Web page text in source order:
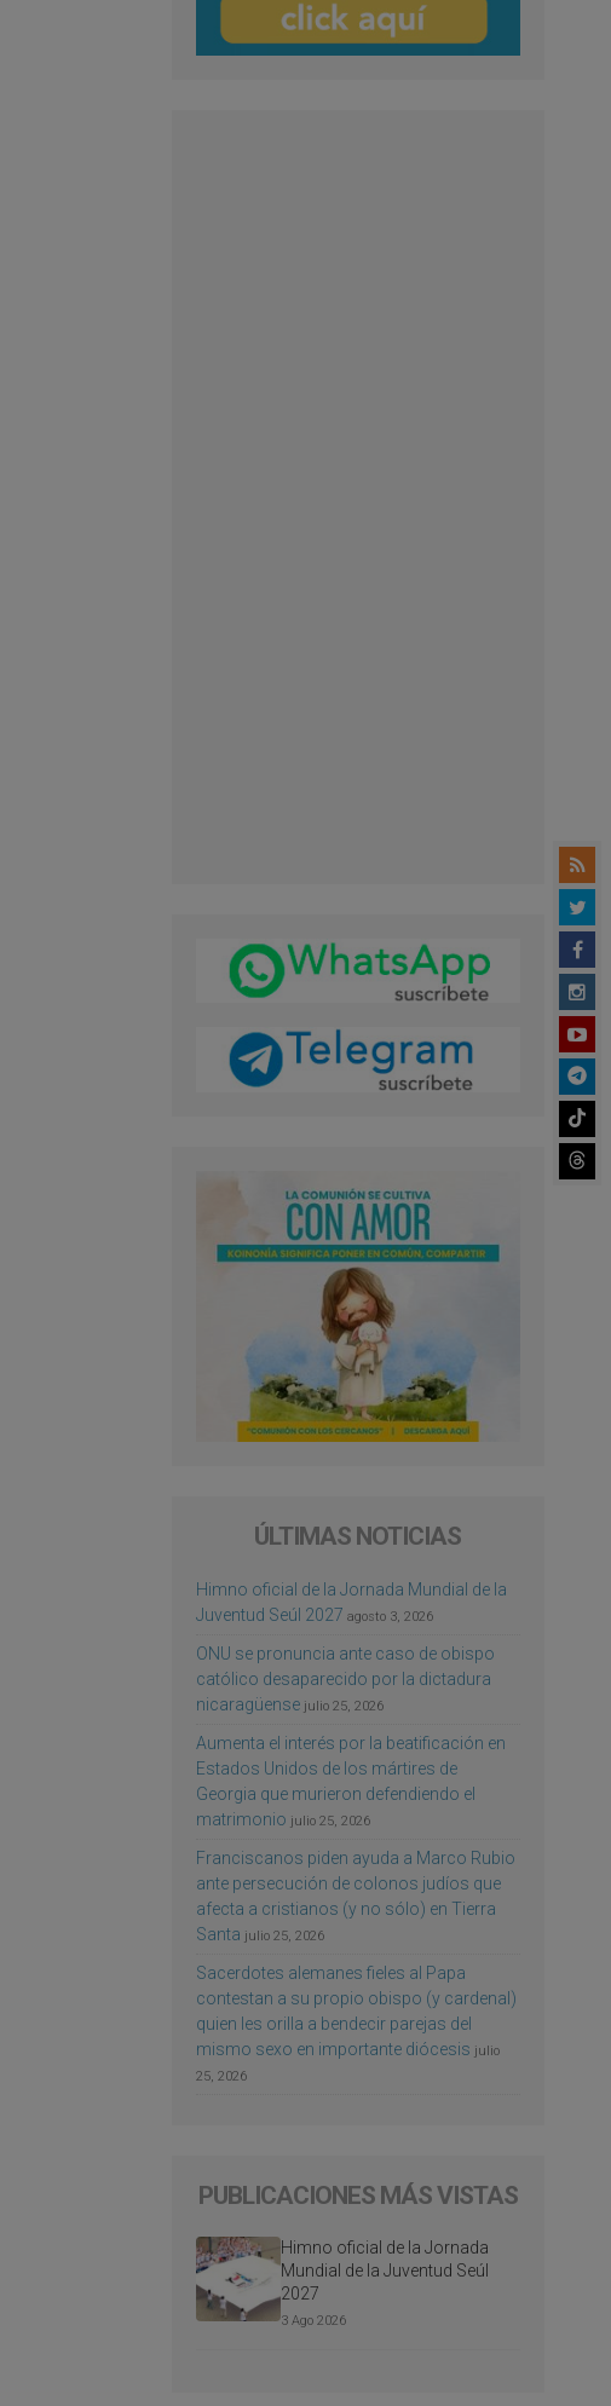
ÚLTIMAS NOTICIAS
Himno oficial de la Jornada Mundial de la
Juventud Seúl 2027 agosto 3, 2026
ONU se pronuncia ante caso de obispo
católico desaparecido por la dictadura
nicaragüense julio 25, 2026
Aumenta el interés por la beatificación en
Estados Unidos de los mártires de
Georgia que murieron defendiendo el
matrimonio julio 25, 2026
Franciscanos piden ayuda a Marco Rubio
ante persecución de colonos judíos que
afecta a cristianos (y no sólo) en Tierra
Santa julio 25, 2026
Sacerdotes alemanes fieles al Papa
contestan a su propio obispo (y cardenal)
quien les orilla a bendecir parejas del
mismo sexo en importante diócesis julio
25, 2026
PUBLICACIONES MÁS VISTAS
Himno oficial de la Jornada
Mundial de la Juventud Seúl
2027
3 Ago 2026